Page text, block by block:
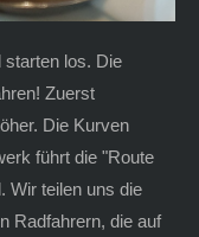
starten los. Die
Zuerst
Die Kurven
führt die "Route
Wir teilen uns die
Radfahrern, die auf